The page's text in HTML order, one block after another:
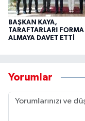
BAŞKAN KAYA,
TARAFTARLARI FORMA
ALMAYA DAVET ETTİ
Yorumlar